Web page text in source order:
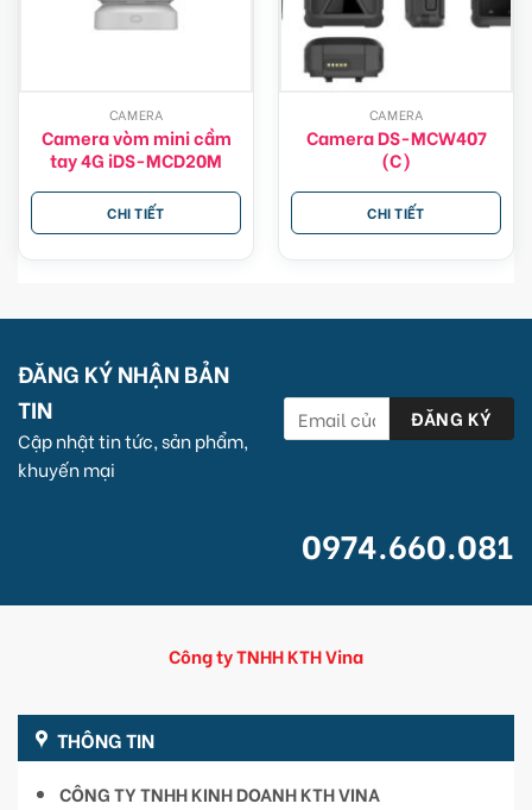
CAMERA
Camera vòm mini cầm
tay 4G iDS-MCD20M
CHI TIẾT
CAMERA
Camera DS-MCW407
(C)
CHI TIẾT
ĐĂNG KÝ NHẬN BẢN
TIN
Cập nhật tin tức, sản phẩm,
khuyến mại
0974.660.081
Công ty TNHH KTH Vina
THÔNG TIN
CÔNG TY TNHH KINH DOANH KTH VINA